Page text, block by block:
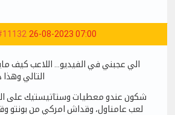
26-08-2023 07:00
الي عجبني في الفيديو… اللاعب كيف
التالي
شكون عندو معطيات وستاتيستيك على
لعب عامناول، وقداش امركي من